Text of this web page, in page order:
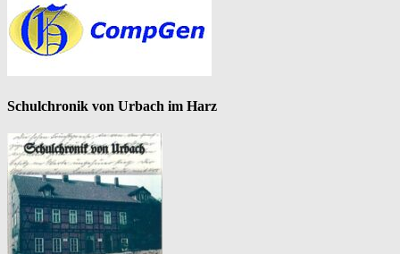
Schulchronik von Urbach im Harz